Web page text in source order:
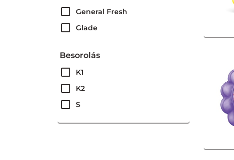
General Fresh
Glade
Besorolás
K1
K2
S